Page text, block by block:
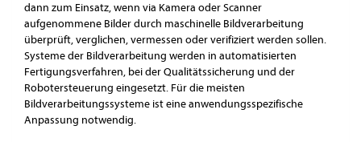
dann zum Einsatz, wenn via Kamera oder Scanner
aufgenommene Bilder durch maschinelle Bildverarbeitung
überprüft, verglichen, vermessen oder verifiziert werden sollen.
Systeme der Bildverarbeitung werden in automatisierten
Fertigungsverfahren, bei der Qualitätssicherung und der
Robotersteuerung eingesetzt. Für die meisten
Bildverarbeitungssysteme ist eine anwendungsspezifische
Anpassung notwendig.